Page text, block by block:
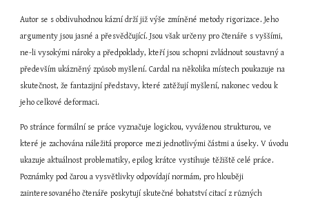
Autor se s obdivuhodnou kázní drží již výše zmíněné metody rigorizace. Jeho
argumenty jsou jasné a přesvědčující. Jsou však určeny pro čtenáře s vyššími,
ne-li vysokými nároky a předpoklady, kteří jsou schopni zvládnout soustavný a
především ukázněný způsob myšlení. Cardal na několika místech poukazuje na
skutečnost, že fantazijní představy, které zatěžují myšlení, nakonec vedou k
jeho celkové deformaci.
Po stránce formální se práce vyznačuje logickou, vyváženou strukturou, ve
které je zachována náležitá proporce mezi jednotlivými částmi a úseky. V úvodu
ukazuje aktuálnost problematiky, epilog krátce vystihuje těžiště celé práce.
Poznámky pod čarou a vysvětlivky odpovídají normám, pro hlouběji
zainteresovaného čtenáře poskytují skutečné bohatství citací z různých